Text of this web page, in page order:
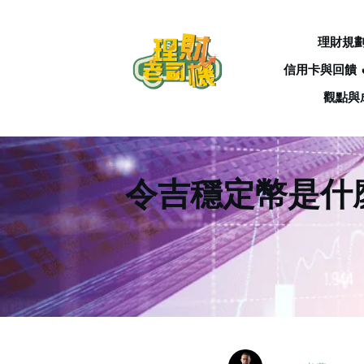
理財規
信用卡與回饋
觀點與
令吉穩定幣是